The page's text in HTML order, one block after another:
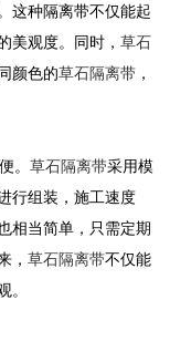
这种隔离带不仅能起
美观度。同时，草石
颜色的草石隔离带 ，
。草石隔离带采用模
行组装，施工速度
相当简单，只需定期
，草石隔离带不仅能
。